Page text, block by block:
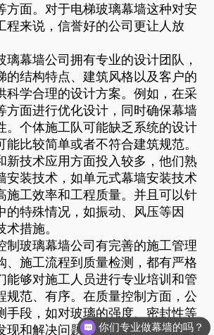
方面。对于电梯玻璃幕墙这种对安
程来说，信誉好的公司更让人放
璃幕墙公司拥有专业的设计团队，
的结构特点、建筑风格以及客户的
科学合理的设计方案。例如，在采
方面进行优化设计，同时确保幕墙
。个体施工队可能缺乏系统的设计
能比较简单或者不符合建筑规范。
新技术应用方面投入较多，他们熟
安装技术，如单元式幕墙安装技术
施工效率和工程质量。并且可以针
的特殊情况，如振动、风压等因
措施。
制玻璃幕墙公司有完善的施工管理
、施工流程到质量检测，都有严格
能够对施工人员进行专业培训和管
规范、有序。在质量控制方面，公
手段，如对玻璃的强度、密封性等
现和解决问题。而个体施工队的施
你们专业做幕墙的吗？